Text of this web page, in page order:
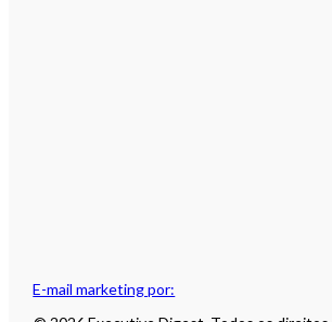
E-mail marketing por: